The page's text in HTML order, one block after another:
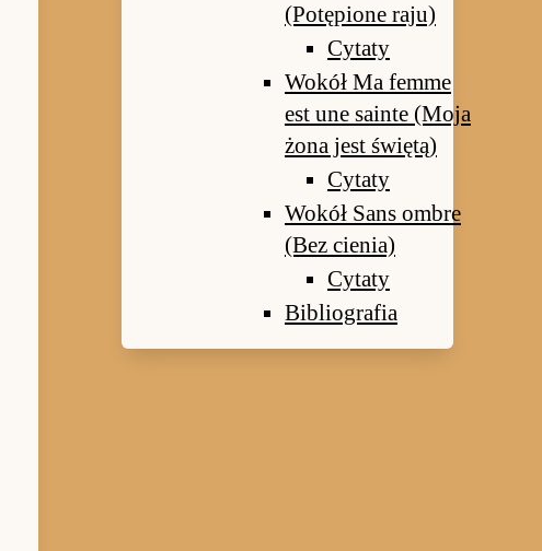
(Potępione raju)
Cytaty
Wokół Ma femme
est une sainte (Moja
żona jest świętą)
Cytaty
Wokół Sans ombre
(Bez cienia)
Cytaty
Bibliografia